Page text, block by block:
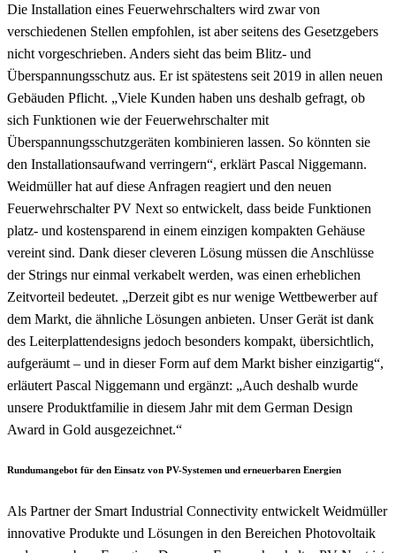
Die Installation eines Feuerwehrschalters wird zwar von
verschiedenen Stellen empfohlen, ist aber seitens des Gesetzgebers
nicht vorgeschrieben. Anders sieht das beim Blitz- und
Überspannungsschutz aus. Er ist spätestens seit 2019 in allen neuen
Gebäuden Pflicht. „Viele Kunden haben uns deshalb gefragt, ob
sich Funktionen wie der Feuerwehrschalter mit
Überspannungsschutzgeräten kombinieren lassen. So könnten sie
den Installationsaufwand verringern“, erklärt Pascal Niggemann.
Weidmüller hat auf diese Anfragen reagiert und den neuen
Feuerwehrschalter PV Next so entwickelt, dass beide Funktionen
platz- und kostensparend in einem einzigen kompakten Gehäuse
vereint sind. Dank dieser cleveren Lösung müssen die Anschlüsse
der Strings nur einmal verkabelt werden, was einen erheblichen
Zeitvorteil bedeutet. „Derzeit gibt es nur wenige Wettbewerber auf
dem Markt, die ähnliche Lösungen anbieten. Unser Gerät ist dank
des Leiterplattendesigns jedoch besonders kompakt, übersichtlich,
aufgeräumt – und in dieser Form auf dem Markt bisher einzigartig“,
erläutert Pascal Niggemann und ergänzt: „Auch deshalb wurde
unsere Produktfamilie in diesem Jahr mit dem German Design
Award in Gold ausgezeichnet.“
Rundumangebot für den Einsatz von PV-Systemen und erneuerbaren Energien
Als Partner der Smart Industrial Connectivity entwickelt Weidmüller
innovative Produkte und Lösungen in den Bereichen Photovoltaik